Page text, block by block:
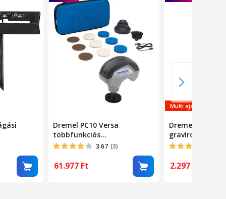
Dremel PC10 Versa
többfunkciós
tiszítószerszám
3.67 (3)
61.977 Ft
Multi ajánlatok
Dremel 9924
gravírozó
2.297